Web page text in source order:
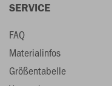
SERVICE
FAQ
Materialinfos
Größentabelle